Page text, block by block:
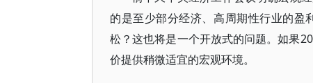
的是至少部分经济、高周期性行业的盈
松？这也将是一个开放式的问题。如果
价提供稍微适宜的宏观环境。